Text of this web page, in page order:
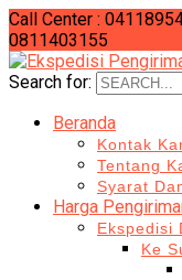
Call Center :
0811403155
Search for:
Beranda
Kontak
Tentang
Syarat
Harga
Ekspedisi
Ke